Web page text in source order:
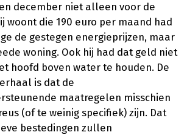
december niet alleen voor de
woont die 190 euro per maand had
de gestegen energieprijzen, maar
woning. Ook hij had dat geld niet
hoofd boven water te houden. De
is dat de
maatregelen misschien
(of te weinig specifiek) zijn. Dat
bestedingen zullen